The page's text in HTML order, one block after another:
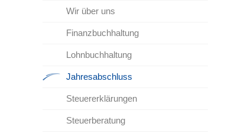
Wir über uns
Finanzbuchhaltung
Lohnbuchhaltung
Jahresabschluss
Steuererklärungen
Steuerberatung